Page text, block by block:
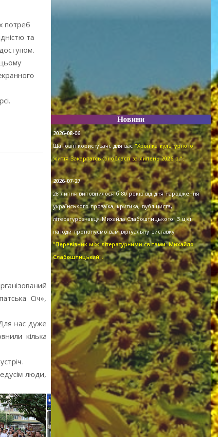
потреб
та
Січ»,
нас дуже
кілька
люди,
Новини
2026-08-06
Шановні користувачі, для вас "Хроніка культурного
життя Закарпатської області за липень 2026 р.".
2026-07-27
28 липня виповнилося б 80 років від дня народження
українського прозаїка, критика, публіциста,
літературознавця Михайла Слабошпицького. З цієї
нагоди пропонуємо вам віртуальну виставку
"Перевізник між літературними світами: Михайло
Слабошпицький".